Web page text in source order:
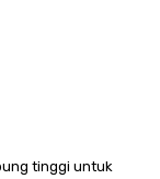
tinggi untuk